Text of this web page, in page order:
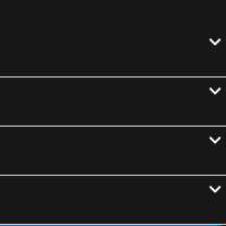
Veneto Hotéis